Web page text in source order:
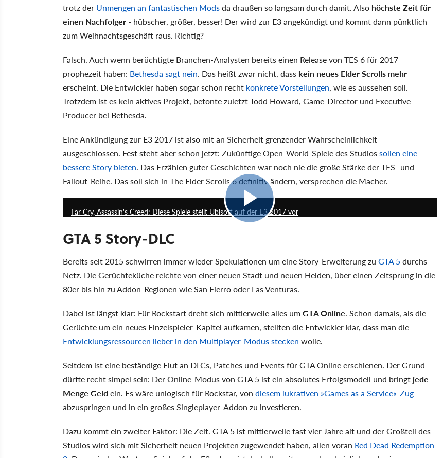
trotz der Unmengen an fantastischen Modsda draußen so langsam durch damit. Also höchste Zeit für
einen Nachfolger - hübscher, größer, besser! Der wird zur E3 angekündigt und kommt dann pünktlich
zum Weihnachtsgeschäft raus. Richtig?
Falsch. Auch wenn berüchtigte Branchen-Analysten bereits einen Release von TES 6 für 2017
prophezeit haben: Bethesda sagt nein. Das heißt zwar nicht, dass kein neues Elder Scrolls mehr
erscheint. Die Entwickler haben sogar schon recht konkrete Vorstellungen, wie es aussehen soll.
Trotzdem ist es kein aktives Projekt, betonte zuletzt Todd Howard, Game-Director und Executive-
Producer bei Bethesda.
Eine Ankündigung zur E3 2017 ist also mit an Sicherheit grenzender Wahrscheinlichkeit
ausgeschlossen. Fest steht aber schon jetzt: Zukünftige Open-World-Spiele des Studiossollen eine
bessere Story bieten. Das Erzählen guter Geschichten war noch nie die große Stärke der TES- und
Fallout-Reihe. Das soll sich in The Elder Scrolls 6 definitiv ändern, versprechen die Macher.
Far Cry, Assassin's Creed: Diese Spiele stellt Ubisoft auf der E3 2017 vor
GTA 5 Story-DLC
Bereits seit 2015 schwirren immer wieder Spekulationen um eine Story-Erweiterung zu GTA 5durchs
Netz. Die Gerüchteküche reichte von einer neuen Stadt und neuen Helden, über einen Zeitsprung in die
80er bis hin zu Addon-Regionen wie San Fierro oder Las Venturas.
Dabei ist längst klar: Für Rockstart dreht sich mittlerweile alles umGTA Online. Schon damals, als die
Gerüchte um ein neues Einzelspieler-Kapitel aufkamen, stellten die Entwickler klar, dass man die
Entwicklungsressourcen lieber in den Multiplayer-Modus stecken wolle.
Seitdem ist eine beständige Flut an DLCs, Patches und Events für GTA Online erschienen. Der Grund
dürfte recht simpel sein: Der Online-Modus von GTA 5 ist ein absolutes Erfolgsmodell und bringt jede
Menge Geldein. Es wäre unlogisch für Rockstar, von diesem lukrativen »Games as a Service«-Zug
abzuspringen und in ein großes Singleplayer-Addon zu investieren.
Dazu kommt ein zweiter Faktor: Die Zeit. GTA 5 ist mittlerweile fast vier Jahre alt und der Großteil des
Studios wird sich mit Sicherheit neuen Projekten zugewendet haben, allen voran Red Dead Redemption